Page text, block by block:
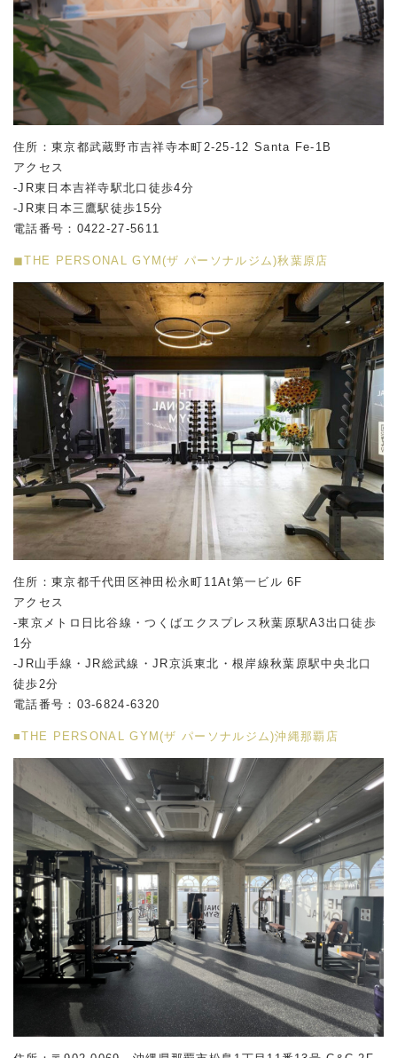
住所：東京都武蔵野市吉祥寺本町2-25-12 Santa Fe-1B
アクセス
-JR東日本吉祥寺駅北口徒歩4分
-JR東日本三鷹駅徒歩15分
電話番号：0422-27-5611
◼︎THE PERSONAL GYM(ザ パーソナルジム)秋葉原店
住所：東京都千代田区神田松永町11At第一ビル 6F
アクセス
-東京メトロ日比谷線・つくばエクスプレス秋葉原駅A3出口徒歩
1分
-JR山手線・JR総武線・JR京浜東北・根岸線秋葉原駅中央北口
徒歩2分
電話番号：03-6824-6320
■THE PERSONAL GYM(ザ パーソナルジム)沖縄那覇店